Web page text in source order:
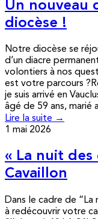
Un nouveau
diocèse !
Notre diocèse se
d’un diacre
volontiers à nos
est votre parcours
je suis arrivé en
âgé de 59 ans, marié
Lire la suite →
1 mai 2026
« La nuit des
Cavaillon
Dans le cadre de “La
à redécouvrir votre